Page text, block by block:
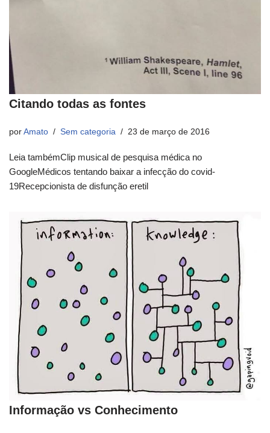
Citando todas as fontes
por Amato Sem categoria 23 de março de 2016
Leia tambémClip musical de pesquisa médica no
GoogleMédicos tentando baixar a infecção do covid-
19Recepcionista de disfunção eretil
Informação vs Conhecimento